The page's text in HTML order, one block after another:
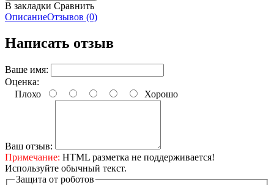
В закладки Сравнить
ОписаниеОтзывов (0)
Написать отзыв
Ваше имя:
Оценка:
Плохо
Хорошо
Ваш отзыв:
Примечание: HTML разметка не поддерживается!
Используйте обычный текст.
Защита от роботов